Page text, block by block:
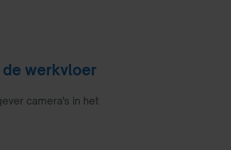
de werkvloer
camera's in het